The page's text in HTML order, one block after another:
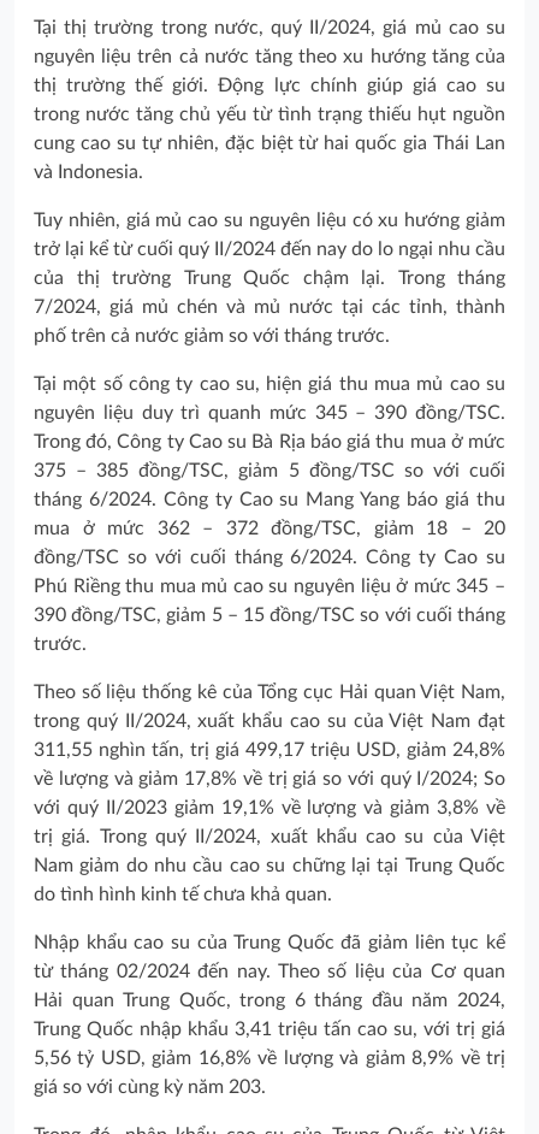
Tại thị trường trong nước, quý II/2024, giá mủ cao su
nguyên liệu trên cả nước tăng theo xu hướng tăng của
thị trường thế giới. Động lực chính giúp giá cao su
trong nước tăng chủ yếu từ tình trạng thiếu hụt nguồn
cung cao su tự nhiên, đặc biệt từ hai quốc gia Thái Lan
và Indonesia.
Tuy nhiên, giá mủ cao su nguyên liệu có xu hướng giảm
trở lại kể từ cuối quý II/2024 đến nay do lo ngại nhu cầu
của thị trường Trung Quốc chậm lại. Trong tháng
7/2024, giá mủ chén và mủ nước tại các tỉnh, thành
phố trên cả nước giảm so với tháng trước.
Tại một số công ty cao su, hiện giá thu mua mủ cao su
nguyên liệu duy trì quanh mức 345 – 390 đồng/TSC.
Trong đó, Công ty Cao su Bà Rịa báo giá thu mua ở mức
375 – 385 đồng/TSC, giảm 5 đồng/TSC so với cuối
tháng 6/2024. Công ty Cao su Mang Yang báo giá thu
mua ở mức 362 – 372 đồng/TSC, giảm 18 – 20
đồng/TSC so với cuối tháng 6/2024. Công ty Cao su
Phú Riềng thu mua mủ cao su nguyên liệu ở mức 345 –
390 đồng/TSC, giảm 5 – 15 đồng/TSC so với cuối tháng
trước.
Theo số liệu thống kê của Tổng cục Hải quan Việt Nam,
trong quý II/2024, xuất khẩu cao su của Việt Nam đạt
311,55 nghìn tấn, trị giá 499,17 triệu USD, giảm 24,8%
về lượng và giảm 17,8% về trị giá so với quý I/2024; So
với quý II/2023 giảm 19,1% về lượng và giảm 3,8% về
trị giá. Trong quý II/2024, xuất khẩu cao su của Việt
Nam giảm do nhu cầu cao su chững lại tại Trung Quốc
do tình hình kinh tế chưa khả quan.
Nhập khẩu cao su của Trung Quốc đã giảm liên tục kể
từ tháng 02/2024 đến nay. Theo số liệu của Cơ quan
Hải quan Trung Quốc, trong 6 tháng đầu năm 2024,
Trung Quốc nhập khẩu 3,41 triệu tấn cao su, với trị giá
5,56 tỷ USD, giảm 16,8% về lượng và giảm 8,9% về trị
giá so với cùng kỳ năm 203.